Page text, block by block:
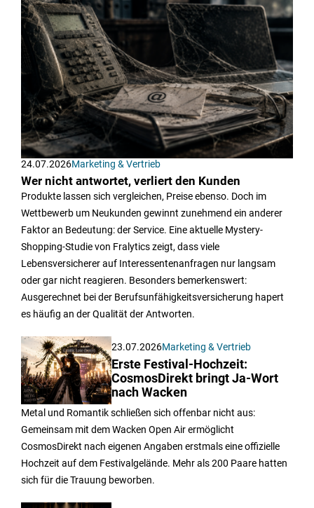
24.07.2026Marketing & Vertrieb
Wer nicht antwortet, verliert den Kunden
Produkte lassen sich vergleichen, Preise ebenso. Doch im
Wettbewerb um Neukunden gewinnt zunehmend ein anderer
Faktor an Bedeutung: der Service. Eine aktuelle Mystery-
Shopping-Studie von Fralytics zeigt, dass viele
Lebensversicherer auf Interessentenanfragen nur langsam
oder gar nicht reagieren. Besonders bemerkenswert:
Ausgerechnet bei der Berufsunfähigkeitsversicherung hapert
es häufig an der Qualität der Antworten.
23.07.2026Marketing & Vertrieb
Erste Festival-Hochzeit:
CosmosDirekt bringt Ja-Wort
nach Wacken
Metal und Romantik schließen sich offenbar nicht aus:
Gemeinsam mit dem Wacken Open Air ermöglicht
CosmosDirekt nach eigenen Angaben erstmals eine offizielle
Hochzeit auf dem Festivalgelände. Mehr als 200 Paare hatten
sich für die Trauung beworben.